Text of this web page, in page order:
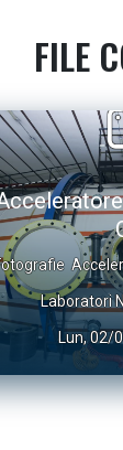
FILE
Laboratori
Lun, 02/